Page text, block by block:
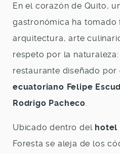
En el corazón de Quito,
gastronómica ha tomado
arquitectura, arte
respeto por la naturaleza:
restaurante diseñado
ecuatoriano Felipe
Rodrigo Pacheco.
Ubicado dentro del hotel
Foresta se aleja de los